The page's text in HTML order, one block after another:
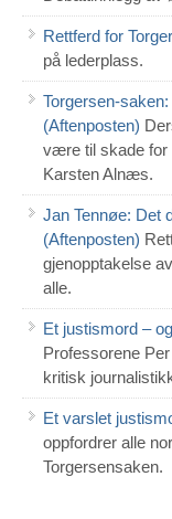
Rettferd for
på lederplass.
Torgersen-
(Aftenposten)
være til skade for
Karsten Alnæs.
Jan Tennøe: Det
(Aftenposten)
gjenopptakelse
alle.
Et justismord –
Professorene
kritisk
Et varslet
oppfordrer alle
Torgersensaken.